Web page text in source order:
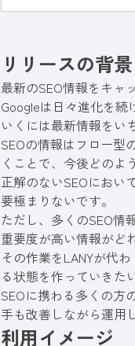
リリースの背景
最新のSEO情報をキャ
Googleは日々進化を
いくには最新情報をい
SEOの情報はフロー型
くことで、今後どのよ
正解のないSEOにおい
要極まりないです。
ただし、多くのSEO情
重要度が高い情報がど
その作業をLANYが代
る状態を作っていきた
SEOに携わる多くの方
手も改善しながら運用
利用イメージ